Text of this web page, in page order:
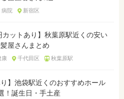
病院 新宿区
カットあり】秋葉原駅近くの安い
屋さんまとめ
康 千代田区 秋葉原駅
り】池袋駅近くのおすすめホール
！誕生日・手土産